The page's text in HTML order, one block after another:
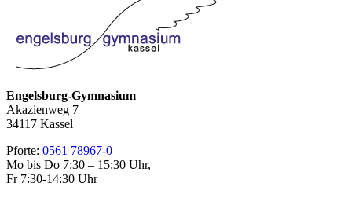
Engelsburg-Gymnasium
Akazienweg 7
34117 Kassel
Pforte: 0561 78967-0
Mo bis Do 7:30 – 15:30 Uhr,
Fr 7:30-14:30 Uhr